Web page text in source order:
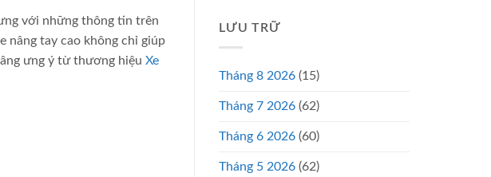
với những thông tin trên
nâng tay cao không chỉ giúp
ưng ý từ thương hiệu Xe
LƯU TRỮ
Tháng 8 2026 (15)
Tháng 7 2026 (62)
Tháng 6 2026 (60)
Tháng 5 2026 (62)